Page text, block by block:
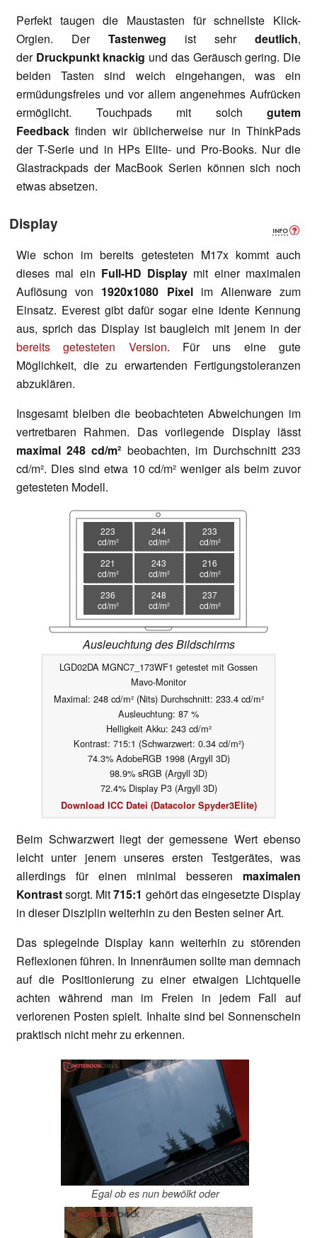
Perfekt taugen die Maustasten für schnellste Klick-
Orgien. Der Tastenweg ist sehr deutlich,
der Druckpunkt knackig und das Geräusch gering. Die
beiden Tasten sind weich eingehangen, was ein
ermüdungsfreies und vor allem angenehmes Aufrücken
ermöglicht. Touchpads mit solch gutem
Feedback finden wir üblicherweise nur in ThinkPads
der T-Serie und in HPs Elite- und Pro-Books. Nur die
Glastrackpads der MacBook Serien können sich noch
etwas absetzen.
Display
Wie schon im bereits getesteten M17x kommt auch
dieses mal ein Full-HD Display mit einer maximalen
Auflösung von 1920x1080 Pixelim Alienware zum
Einsatz. Everest gibt dafür sogar eine idente Kennung
aus, sprich das Display ist baugleich mit jenem in der
bereits getesteten Version. Für uns eine gute
Möglichkeit, die zu erwartenden Fertigungstoleranzen
abzuklären.
Insgesamt bleiben die beobachteten Abweichungen im
vertretbaren Rahmen. Das vorliegende Display lässt
maximal 248 cd/m² beobachten, im Durchschnitt 233
cd/m². Dies sind etwa 10 cd/m² weniger als beim zuvor
getesteten Modell.
223
cd/m²
244
cd/m²
233
cd/m²
221
cd/m²
243
cd/m²
216
cd/m²
236
cd/m²
248
cd/m²
237
cd/m²
Ausleuchtung des Bildschirms
LGD02DA MGNC7_173WF1 getestet mit Gossen
Mavo-Monitor
Maximal: 248 cd/m² (Nits) Durchschnitt: 233.4 cd/m²
Ausleuchtung: 87 %
Helligkeit Akku: 243 cd/m²
Kontrast: 715:1 (Schwarzwert: 0.34 cd/m²)
74.3% AdobeRGB 1998 (Argyll 3D)
98.9% sRGB (Argyll 3D)
72.4% Display P3 (Argyll 3D)
Download ICC Datei (Datacolor Spyder3Elite)
Beim Schwarzwert liegt der gemessene Wert ebenso
leicht unter jenem unseres ersten Testgerätes, was
allerdings für einen minimal besseren maximalen
Kontrastsorgt. Mit715:1 gehört das eingesetzte Display
in dieser Disziplin weiterhin zu den Besten seiner Art.
Das spiegelnde Display kann weiterhin zu störenden
Reflexionen führen. In Innenräumen sollte man demnach
auf die Positionierung zu einer etwaigen Lichtquelle
achten während man im Freien in jedem Fall auf
verlorenen Posten spielt. Inhalte sind bei Sonnenschein
praktisch nicht mehr zu erkennen.
Egal ob es nun bewölkt oder